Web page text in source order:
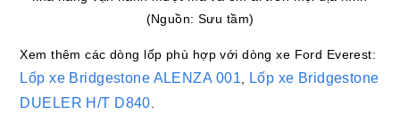
(Nguồn: Sưu tầm)
Xem thêm các dòng lốp phù hợp với dòng xe Ford Everest:
Lốp xe Bridgestone ALENZA 001
Lốp xe Bridgestone
DUELER H/T D840